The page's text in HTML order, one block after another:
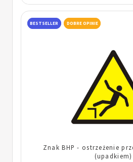
BESTSELLER DOBRE OPINIE
Znak BHP - ostrzeżenie
(upadkiem)